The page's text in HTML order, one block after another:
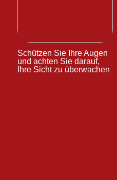
Schützen Sie Ihre Augen
und achten Sie darauf,
Ihre Sicht zu überwachen